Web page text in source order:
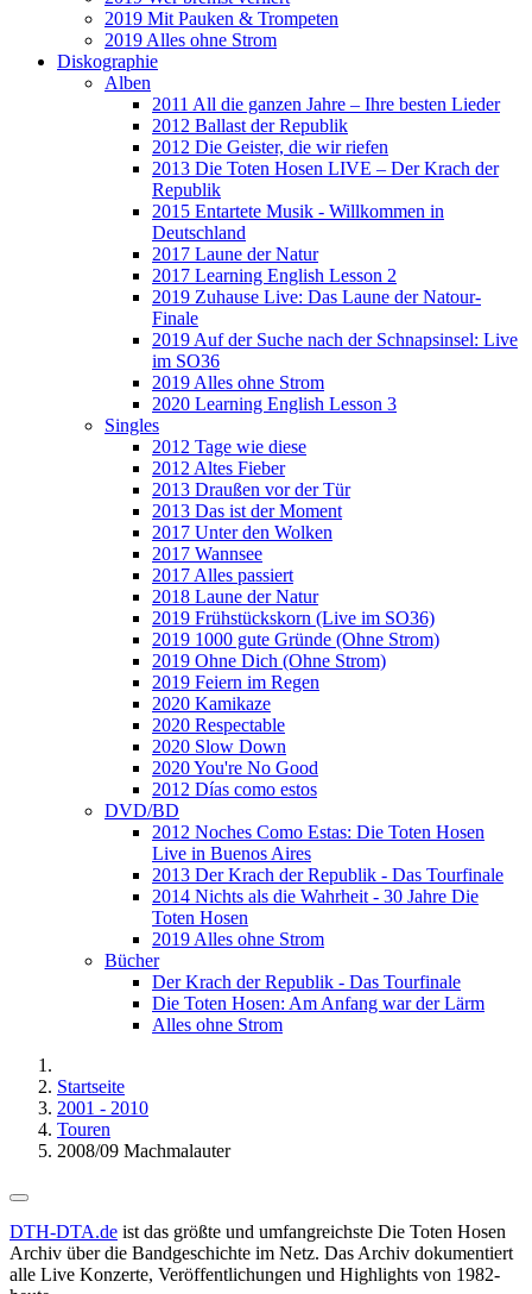
2019 Mit Pauken & Trompeten
2019 Alles ohne Strom
Diskographie
Alben
2011 All die ganzen Jahre – Ihre besten Lieder
2012 Ballast der Republik
2012 Die Geister, die wir riefen
2013 Die Toten Hosen LIVE – Der Krach der
Republik
2015 Entartete Musik - Willkommen in
Deutschland
2017 Laune der Natur
2017 Learning English Lesson 2
2019 Zuhause Live: Das Laune der Natour-
Finale
2019 Auf der Suche nach der Schnapsinsel: Live
im SO36
2019 Alles ohne Strom
2020 Learning English Lesson 3
Singles
2012 Tage wie diese
2012 Altes Fieber
2013 Draußen vor der Tür
2013 Das ist der Moment
2017 Unter den Wolken
2017 Wannsee
2017 Alles passiert
2018 Laune der Natur
2019 Frühstückskorn (Live im SO36)
2019 1000 gute Gründe (Ohne Strom)
2019 Ohne Dich (Ohne Strom)
2019 Feiern im Regen
2020 Kamikaze
2020 Respectable
2020 Slow Down
2020 You're No Good
2012 Días como estos
DVD/BD
2012 Noches Como Estas: Die Toten Hosen
Live in Buenos Aires
2013 Der Krach der Republik - Das Tourfinale
2014 Nichts als die Wahrheit - 30 Jahre Die
Toten Hosen
2019 Alles ohne Strom
Bücher
Der Krach der Republik - Das Tourfinale
Die Toten Hosen: Am Anfang war der Lärm
Alles ohne Strom
Startseite
2001 - 2010
Touren
2008/09 Machmalauter
DTH-DTA.de ist das größte und umfangreichste Die Toten Hosen
Archiv über die Bandgeschichte im Netz. Das Archiv dokumentiert
alle Live Konzerte, Veröffentlichungen und Highlights von 1982-